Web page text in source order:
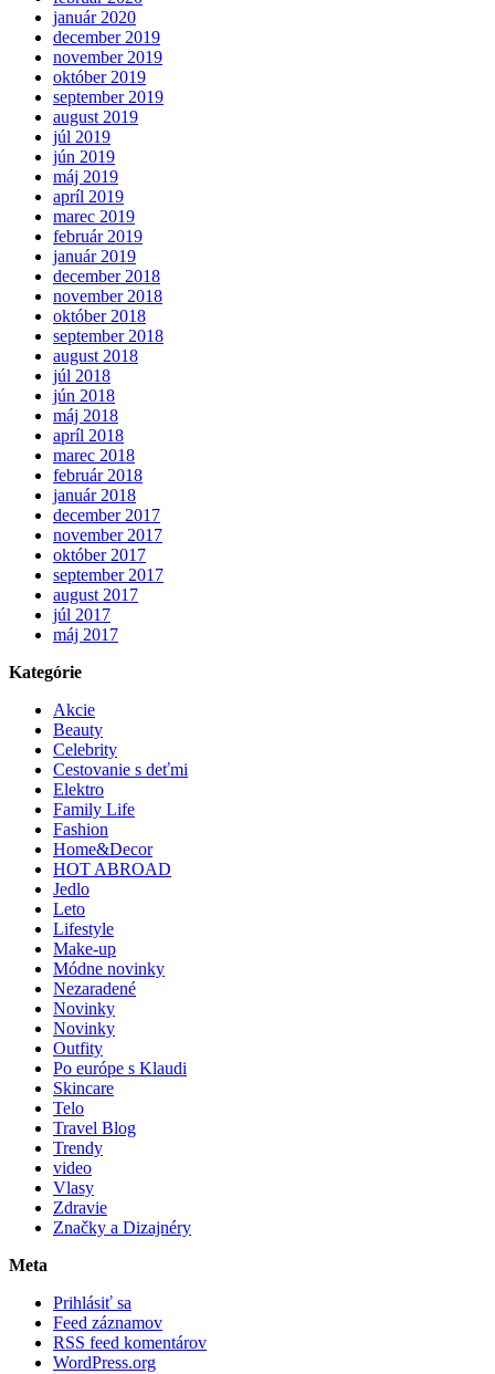
január 2020
december 2019
november 2019
október 2019
september 2019
august 2019
júl 2019
jún 2019
máj 2019
apríl 2019
marec 2019
február 2019
január 2019
december 2018
november 2018
október 2018
september 2018
august 2018
júl 2018
jún 2018
máj 2018
apríl 2018
marec 2018
február 2018
január 2018
december 2017
november 2017
október 2017
september 2017
august 2017
júl 2017
máj 2017
Kategórie
Akcie
Beauty
Celebrity
Cestovanie s deťmi
Elektro
Family Life
Fashion
Home&Decor
HOT ABROAD
Jedlo
Leto
Lifestyle
Make-up
Módne novinky
Nezaradené
Novinky
Novinky
Outfity
Po európe s Klaudi
Skincare
Telo
Travel Blog
Trendy
video
Vlasy
Zdravie
Značky a Dizajnéry
Meta
Prihlásiť sa
Feed záznamov
RSS feed komentárov
WordPress.org